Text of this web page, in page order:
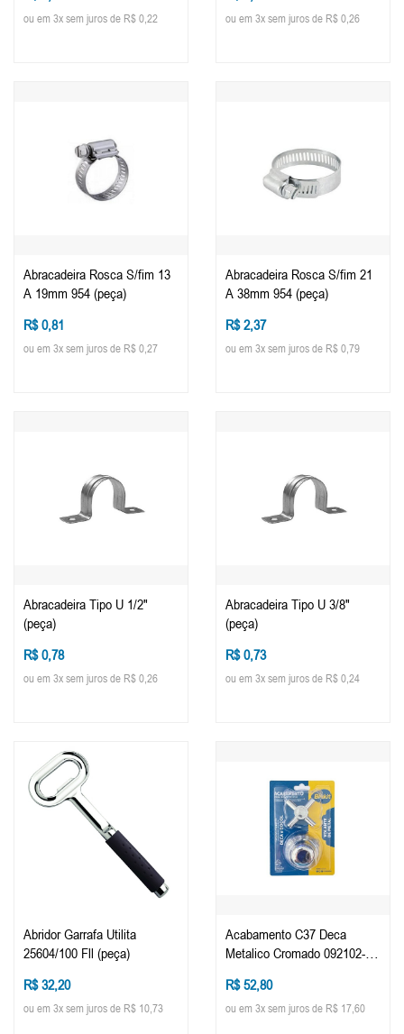
ou em 3x sem juros de R$ 0,22 ou em 3x sem juros de R$ 0,26
Abracadeira Rosca S/fim 13
A 19mm 954 (peça)
R$ 0,81
ou em 3x sem juros de R$ 0,27
Abracadeira Rosca S/fim 21
A 38mm 954 (peça)
R$ 2,37
ou em 3x sem juros de R$ 0,79
Abracadeira Tipo U 1/2"
(peça)
R$ 0,78
ou em 3x sem juros de R$ 0,26
Abracadeira Tipo U 3/8"
(peça)
R$ 0,73
ou em 3x sem juros de R$ 0,24
Abridor Garrafa Utilita
25604/100 Fll (peça)
R$ 32,20
ou em 3x sem juros de R$ 10,73
Acabamento C37 Deca
Metalico Cromado 092102-21
R$ 52,80
ou em 3x sem juros de R$ 17,60